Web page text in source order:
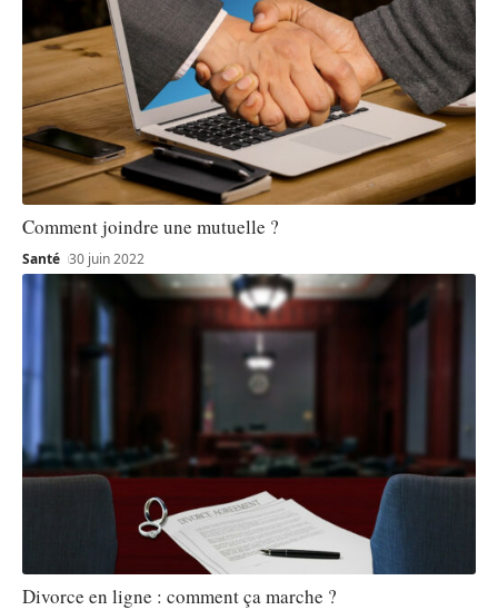
Comment joindre une mutuelle ?
Santé 30 juin 2022
Divorce en ligne : comment ça marche ?